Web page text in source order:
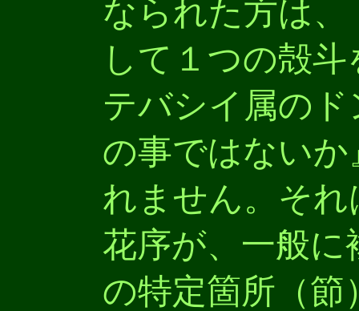
なられた方は
して１つの殻
テバシイ属の
の事ではない
れません。そ
花序が、一般に
の特定箇所（